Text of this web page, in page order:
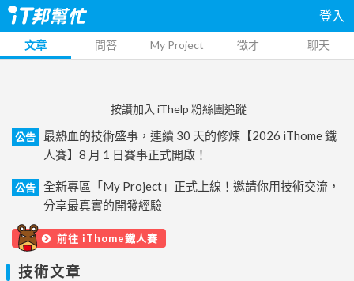
登入
文章 問答 My Project 徵才 聊天
按讚加入 iThelp 粉絲團追蹤
公告
最熱血的技術盛事，連續 30 天的修煉【2026 iThome 鐵
人賽】8 月 1 日賽事正式開啟！
公告
全新專區「My Project」正式上線！邀請你用技術交流，
分享最真實的開發經驗
前往 iThome鐵人賽
技術文章